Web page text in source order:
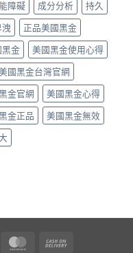
障礙 成分分析
持久
正品美國黑金
黑金
美國黑金使用心得
國黑金台灣官網
金官網
美國黑金心得
金正品
美國黑金無效
MasterCard